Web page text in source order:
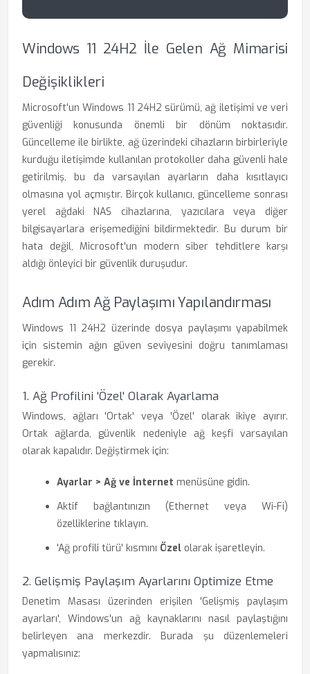
Windows 11 24H2 İle Gelen Ağ Mimarisi
Değişiklikleri
Microsoft'un Windows 11 24H2 sürümü, ağ iletişimi ve veri
güvenliği konusunda önemli bir dönüm noktasıdır.
Güncelleme ile birlikte, ağ üzerindeki cihazların birbirleriyle
kurduğu iletişimde kullanılan protokoller daha güvenli hale
getirilmiş, bu da varsayılan ayarların daha kısıtlayıcı
olmasına yol açmıştır. Birçok kullanıcı, güncelleme sonrası
yerel ağdaki NAS cihazlarına, yazıcılara veya diğer
bilgisayarlara erişemediğini bildirmektedir. Bu durum bir
hata değil, Microsoft'un modern siber tehditlere karşı
aldığı önleyici bir güvenlik duruşudur.
Adım Adım Ağ Paylaşımı Yapılandırması
Windows 11 24H2 üzerinde dosya paylaşımı yapabilmek
için sistemin ağın güven seviyesini doğru tanımlaması
gerekir.
1. Ağ Profilini 'Özel' Olarak Ayarlama
Windows, ağları 'Ortak' veya 'Özel' olarak ikiye ayırır.
Ortak ağlarda, güvenlik nedeniyle ağ keşfi varsayılan
olarak kapalıdır. Değiştirmek için:
Ayarlar > Ağ ve İnternet menüsüne gidin.
Aktif bağlantınızın (Ethernet veya Wi-Fi)
özelliklerine tıklayın.
'Ağ profili türü' kısmını Özel olarak işaretleyin.
2. Gelişmiş Paylaşım Ayarlarını Optimize Etme
Denetim Masası üzerinden erişilen 'Gelişmiş paylaşım
ayarları', Windows'un ağ kaynaklarını nasıl paylaştığını
belirleyen ana merkezdir. Burada şu düzenlemeleri
yapmalısınız: